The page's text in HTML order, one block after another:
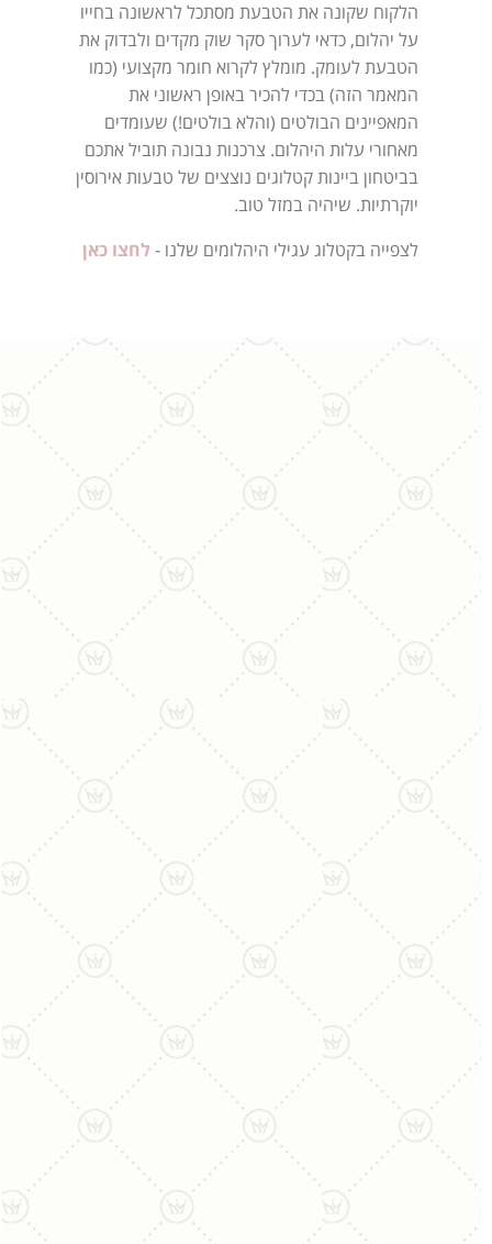
הלקוח שקונה את הטבעת מסתכל לראשונה בחייו
על יהלום, כדאי לערוך סקר שוק מקדים ולבדוק את
הטבעת לעומק. מומלץ לקרוא חומר מקצועי (כמו
המאמר הזה) בכדי להכיר באופן ראשוני את
המאפיינים הבולטים (והלא בולטים!) שעומדים
מאחורי עלות היהלום. צרכנות נבונה תוביל אתכם
בביטחון ביינות קטלוגים נוצצים של טבעות אירוסין
יוקרתיות. שיהיה במזל טוב.
לצפייה בקטלוג עגילי היהלומים שלנו - לחצו כאן